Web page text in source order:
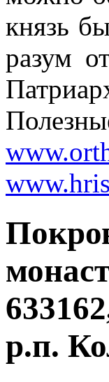
князь
разум
р.п.